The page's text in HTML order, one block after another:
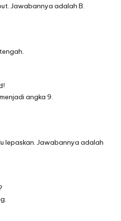
Jawabannya adalah B.
angka 9.
lepaskan. Jawabannya adalah